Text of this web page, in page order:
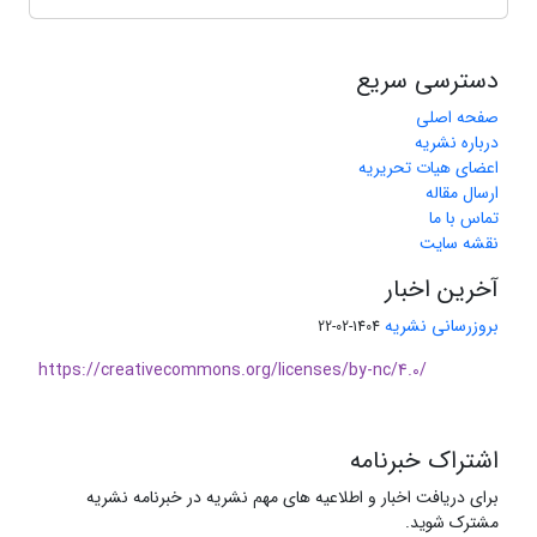
دسترسی سریع
صفحه اصلی
درباره نشریه
اعضای هیات تحریریه
ارسال مقاله
تماس با ما
نقشه سایت
آخرین اخبار
بروزرسانی نشریه 1404-02-22
https://creativecommons.org/licenses/by-nc/4.0/
اشتراک خبرنامه
برای دریافت اخبار و اطلاعیه های مهم نشریه در خبرنامه نشریه
مشترک شوید.